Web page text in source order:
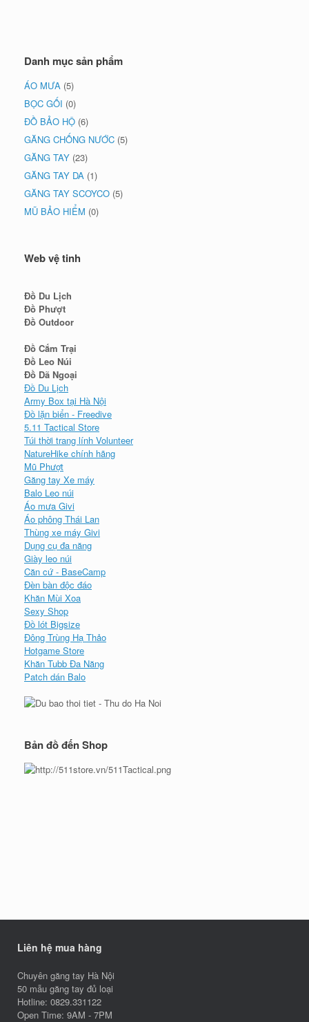
Danh mục sản phẩm
ÁO MƯA (5)
BỌC GỐI (0)
ĐỒ BẢO HỘ (6)
GĂNG CHỐNG NƯỚC (5)
GĂNG TAY (23)
GĂNG TAY DA (1)
GĂNG TAY SCOYCO (5)
MŨ BẢO HIỂM (0)
Web vệ tinh
Đồ Du Lịch
Đồ Phượt
Đồ Outdoor
Đồ Cắm Trại
Đồ Leo Núi
Đồ Dã Ngoại
Đồ Du Lịch
Army Box tại Hà Nội
Đồ lặn biển - Freedive
5.11 Tactical Store
Túi thời trang lính Volunteer
NatureHike chính hãng
Mũ Phượt
Găng tay Xe máy
Balo Leo núi
Áo mưa Givi
Áo phông Thái Lan
Thùng xe máy Givi
Dụng cụ đa năng
Giày leo núi
Căn cứ - BaseCamp
Đèn bàn độc đáo
Khăn Mùi Xoa
Sexy Shop
Đồ lót Bigsize
Đông Trùng Hạ Thảo
Hotgame Store
Khăn Tubb Đa Năng
Patch dán Balo
Bản đồ đến Shop
Liên hệ mua hàng
Chuyên găng tay Hà Nội
50 mẫu găng tay đủ loại
Hotline: 0829.331122
Open Time: 9AM - 7PM